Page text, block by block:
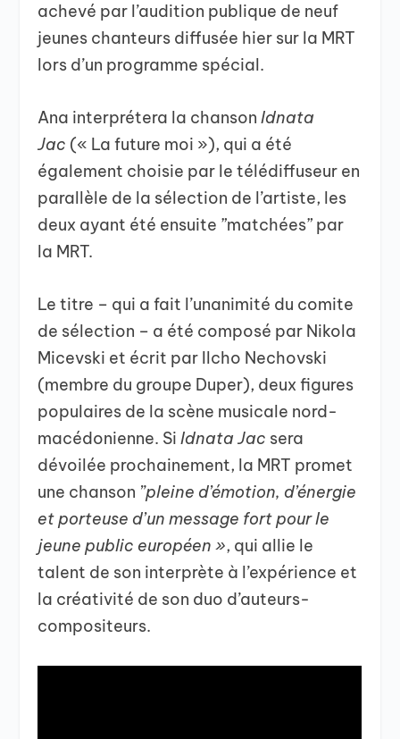
achevé par l’audition publique de neuf
jeunes chanteurs diffusée hier sur la MRT
lors d’un programme spécial.
Ana interprétera la chansonIdnata
Jac (« La future moi »), qui a été
également choisie par le télédiffuseur en
parallèle de la sélection de l’artiste, les
deux ayant été ensuite ”matchées” par
la MRT.
Le titre – qui a fait l’unanimité du comite
de sélection – a été composé par Nikola
Micevski et écrit par Ilcho Nechovski
(membre du groupe Duper), deux figures
populaires de la scène musicale nord-
macédonienne. SiIdnata Jac sera
dévoilée prochainement, la MRT promet
une chanson ”pleine d’émotion, d’énergie
et porteuse d’un message fort pour le
jeune public européen », qui allie le
talent de son interprète à l’expérience et
la créativité de son duo d’auteurs-
compositeurs.